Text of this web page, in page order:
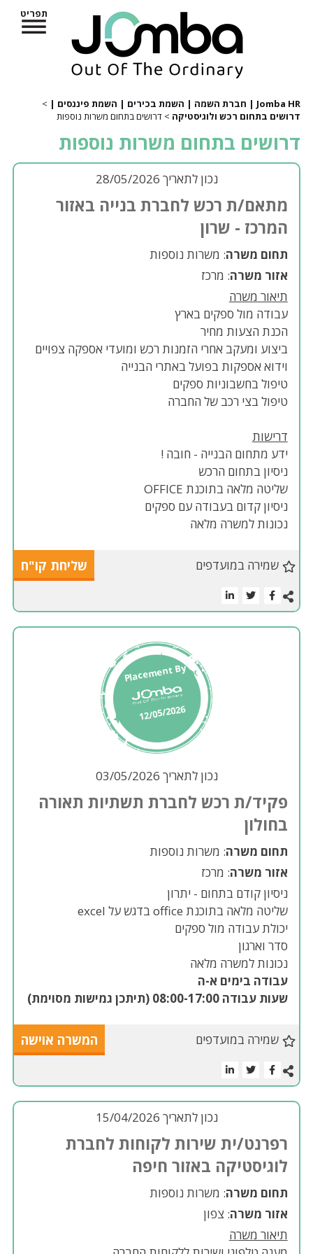
תפריט
Jomba HR | חברת השמה | השמת בכירים | השמת פיננסים |
>
דרושים בתחום רכש ולוגיסטיקה > דרושים בתחום משרות נוספות
דרושים בתחום משרות נוספות
נכון לתאריך 28/05/2026
מתאם/ת רכש לחברת בנייה באזור
המרכז - שרון
תחום משרה: משרות נוספות
אזור משרה: מרכז
תיאור משרה
עבודה מול ספקים בארץ
הכנת הצעות מחיר
ביצוע ומעקב אחרי הזמנות רכש ומועדי אספקה צפויים
וידוא אספקות בפועל באתרי הבנייה
טיפול בחשבוניות ספקים
טיפול בצי רכב של החברה
דרישות
ידע מתחום הבנייה - חובה !
ניסיון בתחום הרכש
שליטה מלאה בתוכנת OFFICE
ניסיון קדום בעבודה עם ספקים
נכונות למשרה מלאה
שמירה במועדפים שליחת קו"ח
Placement By
12/05/2026
נכון לתאריך 03/05/2026
פקיד/ת רכש לחברת תשתיות תאורה
בחולון
תחום משרה: משרות נוספות
אזור משרה: מרכז
ניסיון קודם בתחום - יתרון
שליטה מלאה בתוכנת office בדגש על excel
יכולת עבודה מול ספקים
סדר וארגון
נכונות למשרה מלאה
עבודה בימים א-ה
שעות עבודה 08:00-17:00 (תיתכן גמישות מסוימת)
שמירה במועדפים המשרה אוישה
נכון לתאריך 15/04/2026
רפרנט/ית שירות לקוחות לחברת
לוגיסטיקה באזור חיפה
תחום משרה: משרות נוספות
אזור משרה: צפון
תיאור משרה